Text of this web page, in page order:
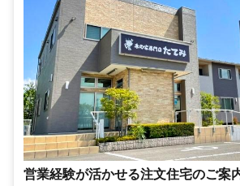
営業経験が活かせる注文住宅のご案